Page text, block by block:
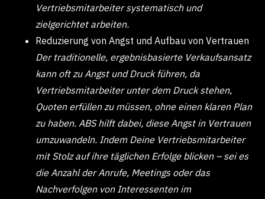
Vertriebsmitarbeiter systematisch und
zielgerichtet arbeiten.
Reduzierung von Angst und Aufbau von Vertrauen
Der traditionelle, ergebnisbasierte Verkaufsansatz
kann oft zu Angst und Druck führen, da
Vertriebsmitarbeiter unter dem Druck stehen,
Quoten erfüllen zu müssen, ohne einen klaren Plan
zu haben. ABS hilft dabei, diese Angst in Vertrauen
umzuwandeln. Indem Deine Vertriebsmitarbeiter
mit Stolz auf ihre täglichen Erfolge blicken – sei es
die Anzahl der Anrufe, Meetings oder das
Nachverfolgen von Interessenten im